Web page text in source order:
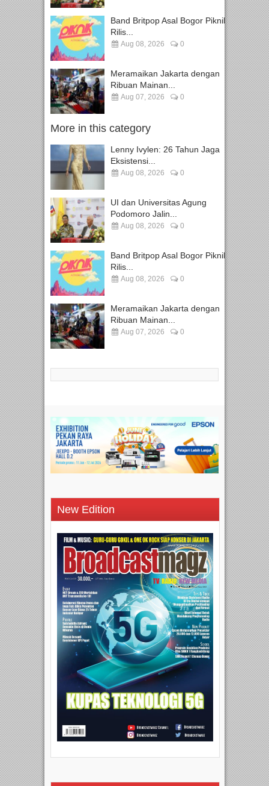
Band Britpop Asal Bogor Piknik
Rilis...
Aug 08, 2026 0
Meramaikan Jakarta dengan
Ribuan Mainan...
Aug 07, 2026 0
More in this category
Lenny Ivylen: 26 Tahun Jaga
Eksistensi...
Aug 08, 2026 0
UI dan Universitas Agung
Podomoro Jalin...
Aug 08, 2026 0
Band Britpop Asal Bogor Piknik
Rilis...
Aug 08, 2026 0
Meramaikan Jakarta dengan
Ribuan Mainan...
Aug 07, 2026 0
New Edition